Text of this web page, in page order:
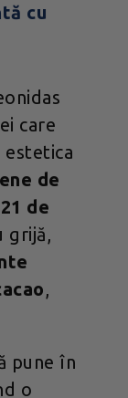
cu
care
estetica
de
21 de
grijă,
,
pune în
o